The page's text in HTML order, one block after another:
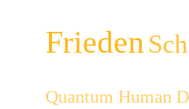
Frieden
Quantum Human